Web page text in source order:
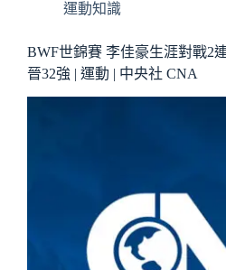
運動知識
BWF世錦賽 李佳豪生涯對戰2
晉32強 | 運動 | 中央社 CNA